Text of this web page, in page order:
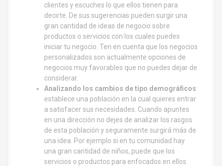
clientes y escuches lo que ellos tienen para
decirte. De sus sugerencias pueden surgir una
gran cantidad de ideas de negocio sobre
productos o servicios con los cuales puedes
iniciar tu negocio. Ten en cuenta que los negocios
personalizados son actualmente opciones de
negocios muy favorables que no puedes dejar de
considerar.
Analizando los cambios de tipo demográficos:
establece una población en la cual quieres entrar
a satisfacer sus necesidades. Cuando apuntes
en una dirección no dejes de analizar los rasgos
de esta población y seguramente surgirá más de
una idea. Por ejemplo si en tu comunidad hay
una gran cantidad de niños, puede que los
servicios o productos para enfocados en ellos